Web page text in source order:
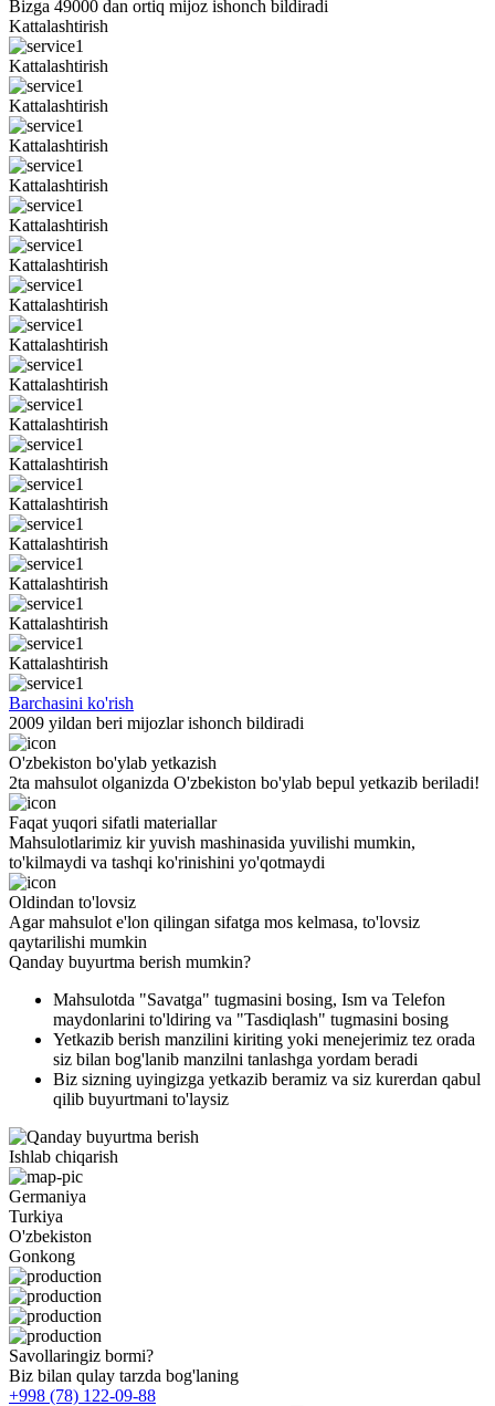
Bizga 49000 dan ortiq mijoz ishonch bildiradi
Kattalashtirish
Kattalashtirish
Kattalashtirish
Kattalashtirish
Kattalashtirish
Kattalashtirish
Kattalashtirish
Kattalashtirish
Kattalashtirish
Kattalashtirish
Kattalashtirish
Kattalashtirish
Kattalashtirish
Kattalashtirish
Kattalashtirish
Kattalashtirish
Kattalashtirish
Barchasini ko'rish
2009 yildan beri mijozlar ishonch bildiradi
O'zbekiston bo'ylab yetkazish
2ta mahsulot olganizda O'zbekiston bo'ylab bepul yetkazib beriladi!
Faqat yuqori sifatli materiallar
Mahsulotlarimiz kir yuvish mashinasida yuvilishi mumkin,
to'kilmaydi va tashqi ko'rinishini yo'qotmaydi
Oldindan to'lovsiz
Agar mahsulot e'lon qilingan sifatga mos kelmasa, to'lovsiz
qaytarilishi mumkin
Qanday buyurtma berish mumkin?
Mahsulotda "Savatga" tugmasini bosing, Ism va Telefon
maydonlarini to'ldiring va "Tasdiqlash" tugmasini bosing
Yetkazib berish manzilini kiriting yoki menejerimiz tez orada
siz bilan bog'lanib manzilni tanlashga yordam beradi
Biz sizning uyingizga yetkazib beramiz va siz kurerdan qabul
qilib buyurtmani to'laysiz
Ishlab chiqarish
Germaniya
Turkiya
O'zbekiston
Gonkong
Savollaringiz bormi?
Biz bilan qulay tarzda bog'laning
+998 (78) 122-09-88